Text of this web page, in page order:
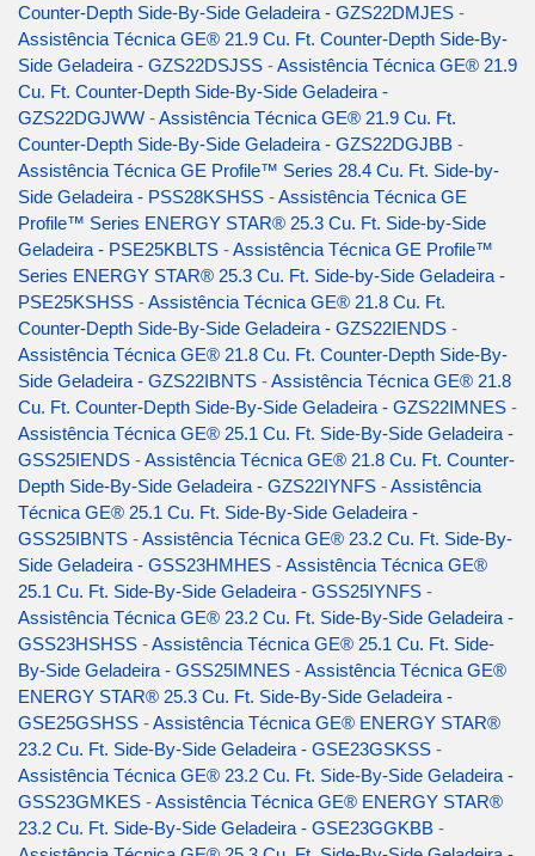
Counter-Depth Side-By-Side Geladeira - GZS22DMJES -
Assistência Técnica GE® 21.9 Cu. Ft. Counter-Depth Side-By-
Side Geladeira - GZS22DSJSS -Assistência Técnica GE® 21.9
Cu. Ft. Counter-Depth Side-By-Side Geladeira -
GZS22DGJWW -Assistência Técnica GE® 21.9 Cu. Ft.
Counter-Depth Side-By-Side Geladeira - GZS22DGJBB -
Assistência Técnica GE Profile™ Series 28.4 Cu. Ft. Side-by-
Side Geladeira - PSS28KSHSS -Assistência Técnica GE
Profile™ Series ENERGY STAR® 25.3 Cu. Ft. Side-by-Side
Geladeira - PSE25KBLTS -Assistência Técnica GE Profile™
Series ENERGY STAR® 25.3 Cu. Ft. Side-by-Side Geladeira -
PSE25KSHSS -Assistência Técnica GE® 21.8 Cu. Ft.
Counter-Depth Side-By-Side Geladeira - GZS22IENDS -
Assistência Técnica GE® 21.8 Cu. Ft. Counter-Depth Side-By-
Side Geladeira - GZS22IBNTS -Assistência Técnica GE® 21.8
Cu. Ft. Counter-Depth Side-By-Side Geladeira - GZS22IMNES -
Assistência Técnica GE® 25.1 Cu. Ft. Side-By-Side Geladeira -
GSS25IENDS -Assistência Técnica GE® 21.8 Cu. Ft. Counter-
Depth Side-By-Side Geladeira - GZS22IYNFS -Assistência
Técnica GE® 25.1 Cu. Ft. Side-By-Side Geladeira -
GSS25IBNTS -Assistência Técnica GE® 23.2 Cu. Ft. Side-By-
Side Geladeira - GSS23HMHES -Assistência Técnica GE®
25.1 Cu. Ft. Side-By-Side Geladeira - GSS25IYNFS -
Assistência Técnica GE® 23.2 Cu. Ft. Side-By-Side Geladeira -
GSS23HSHSS -Assistência Técnica GE® 25.1 Cu. Ft. Side-
By-Side Geladeira - GSS25IMNES -Assistência Técnica GE®
ENERGY STAR® 25.3 Cu. Ft. Side-By-Side Geladeira -
GSE25GSHSS -Assistência Técnica GE® ENERGY STAR®
23.2 Cu. Ft. Side-By-Side Geladeira - GSE23GSKSS -
Assistência Técnica GE® 23.2 Cu. Ft. Side-By-Side Geladeira -
GSS23GMKES -Assistência Técnica GE® ENERGY STAR®
23.2 Cu. Ft. Side-By-Side Geladeira - GSE23GGKBB -